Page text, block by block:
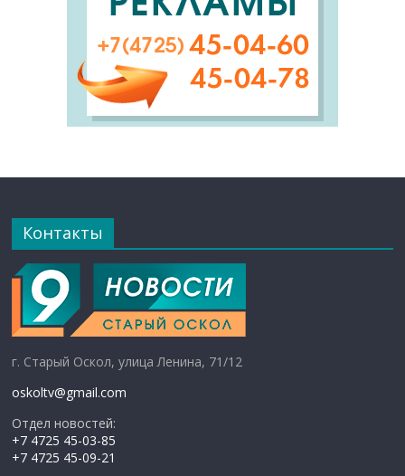
Контакты
г. Старый Оскол, улица Ленина, 71/12
oskoltv@gmail.com
Отдел новостей:
+7 4725 45-03-85
+7 4725 45-09-21